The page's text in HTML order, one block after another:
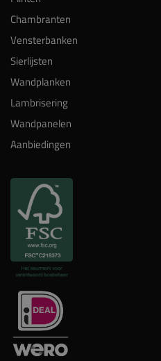
Chambranten
Vensterbanken
Sierlijsten
Wandplanken
Lambrisering
Wandpanelen
Aanbiedingen